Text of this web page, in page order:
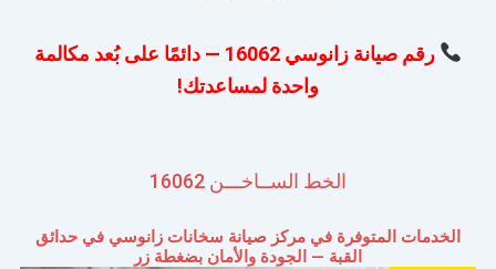
رقم صيانة زانوسي 16062 — دائمًا على بُعد مكالمة
واحدة لمساعدتك!
الخط الســاخـــن 16062
الخدمات المتوفرة في مركز صيانة سخانات زانوسي في حدائق
القبة — الجودة والأمان بضغطة زر